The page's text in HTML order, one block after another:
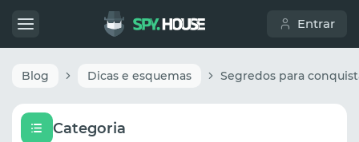
Entrar
Blog Dicas e esquemas
Categoria